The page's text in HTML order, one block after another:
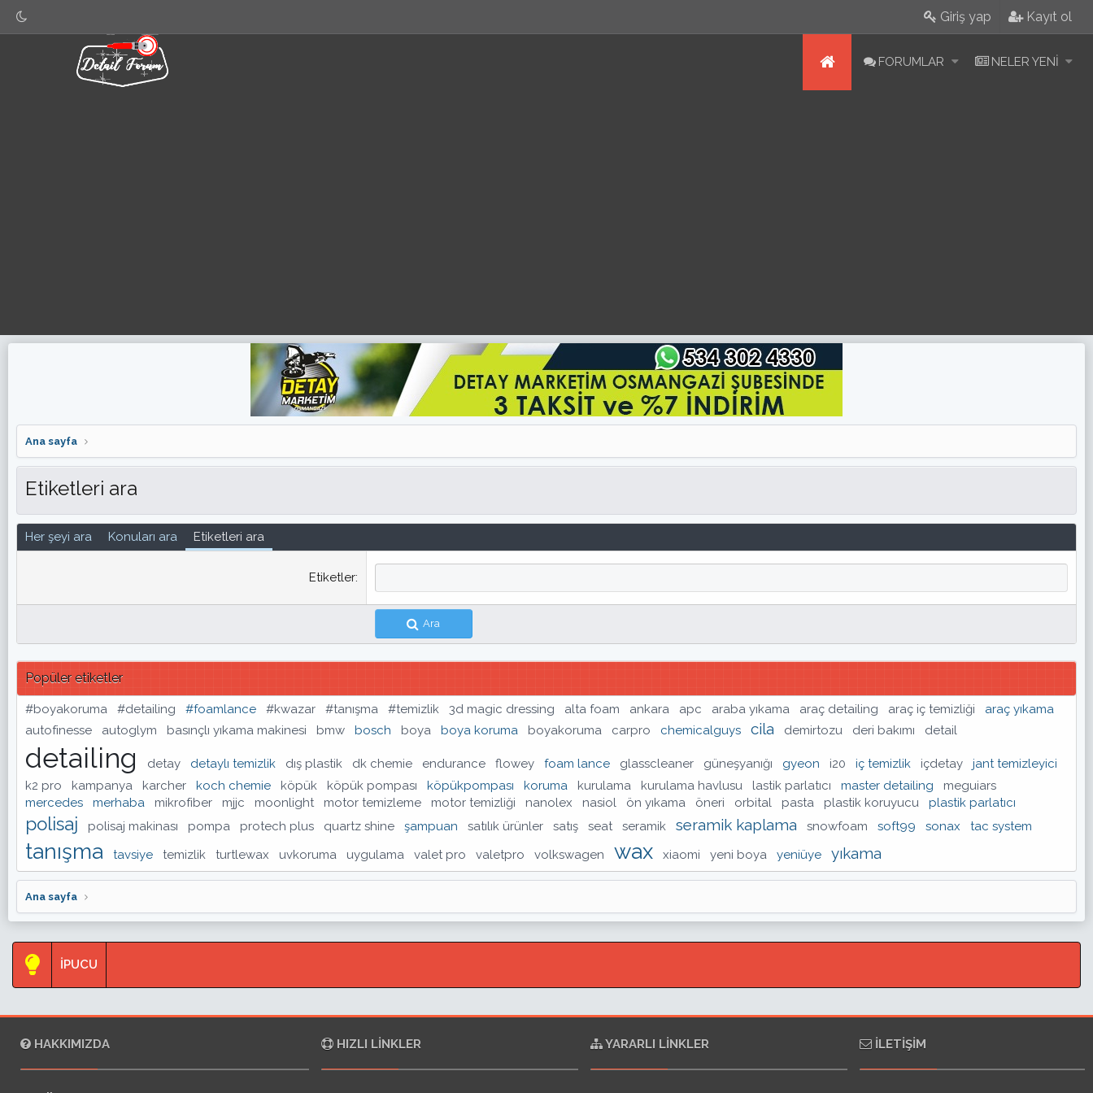
Giriş yap Kayıt ol
FORUMLAR NELER YENI
Ana sayfa
Etiketleri ara
Her şeyi ara Konuları ara Etiketleri ara
Etiketler
Ara
Popüler etiketler
#boyakoruma #detailing #foamlance #kwazar #tanışma #temizlik 3d magic dressing alta foam ankara apc araba yıkama araç detailing araç iç temizliği
araç yıkama
autofinesse
autoglym basınçlı yıkama makinesi bmw bosch boya boya koruma boyakoruma carpro chemicalguys cila demirtozu deri bakımı detail
detailing detay detaylı temizlik dış plastik dk chemie endurance flowey foam lance glasscleaner güneşyanığı gyeon i20 iç temizlik içdetay
jant temizleyici
k2 pro
kampanya karcher koch chemie köpük köpük pompası köpükpompası koruma kurulama kurulama havlusu lastik parlatıcı master detailing
meguiars
mercedes
merhaba mikrofiber mjjc moonlight motor temizleme motor temizliği nanolex nasiol ön yıkama öneri orbital pasta plastik koruyucu plastik parlatıcı
polisaj polisaj makinası pompa protech plus quartz shine şampuan satılık ürünler satış seat seramik seramik kaplama snowfoam soft99 sonax tac system
tanışma tavsiye temizlik turtlewax uvkoruma uygulama valet pro valetpro volkswagen wax xiaomi yeni boya yeniüye yıkama
Ana sayfa
İPUCU
HAKKIMIZDA HIZLI LINKLER YARARLI LINKLER İLETIŞIM